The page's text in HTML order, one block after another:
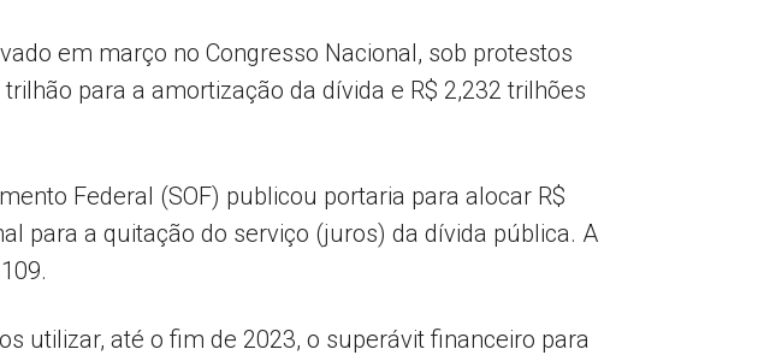
em março no Congresso Nacional, sob protestos
para a amortização da dívida e R$ 2,232 trilhões
Federal (SOF) publicou portaria para alocar R$
para a quitação do serviço (juros) da dívida pública. A
utilizar, até o fim de 2023, o superávit financeiro para